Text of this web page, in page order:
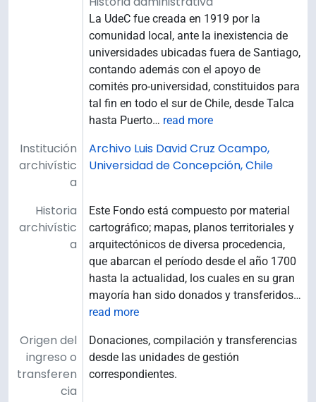
La UdeC fue creada en 1919 por la
comunidad local, ante la inexistencia de
universidades ubicadas fuera de Santiago,
contando además con el apoyo de
comités pro-universidad, constituidos para
tal fin en todo el sur de Chile, desde Talca
hasta Puerto… read more
Institución
archivístic
a
Archivo Luis David Cruz Ocampo,
Universidad de Concepción, Chile
Historia
archivístic
a
Este Fondo está compuesto por material
cartográfico; mapas, planos territoriales y
arquitectónicos de diversa procedencia,
que abarcan el período desde el año 1700
hasta la actualidad, los cuales en su gran
mayoría han sido donados y transferidos…
read more
Origen del
ingreso o
transferen
cia
Donaciones, compilación y transferencias
desde las unidades de gestión
correspondientes.